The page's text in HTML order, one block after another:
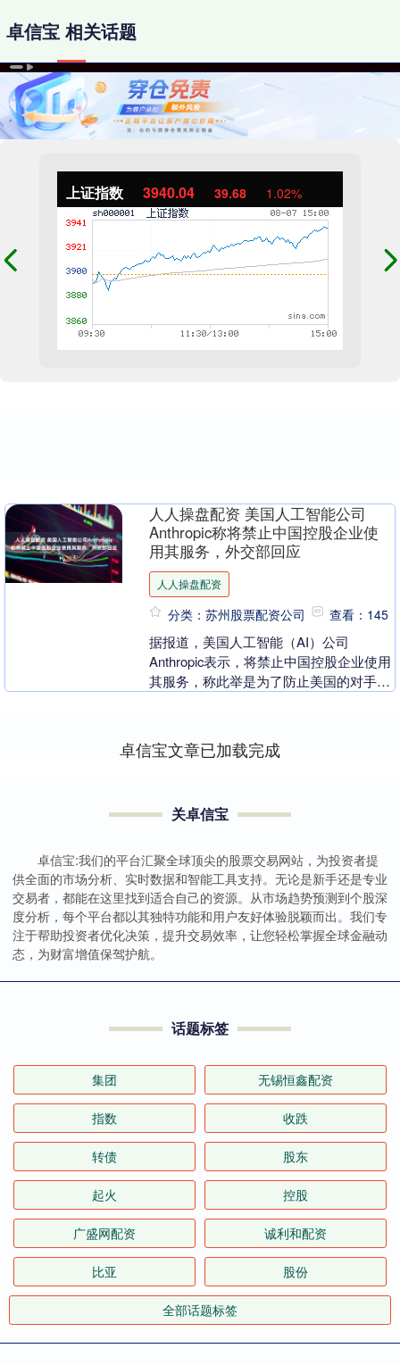
上证指数 3940.04 39.68 1.02%
卓信宝 相关话题
人人操盘配资 美国人工智能公司
Anthropic称将禁止中国控股企业使
用其服务，外交部回应
人人操盘配资
分类：苏州股票配资公司 查看：145
据报道，美国人工智能（AI）公司
Anthropic表示，将禁止中国控股企业使用
其服务，称此举是为了防止美国的对手在
卓信宝文章已加载完成
关卓信宝
卓信宝:我们的平台汇聚全球顶尖的股票交易网站，为投资者提
供全面的市场分析、实时数据和智能工具支持。无论是新手还是专业
交易者，都能在这里找到适合自己的资源。从市场趋势预测到个股深
度分析，每个平台都以其独特功能和用户友好体验脱颖而出。我们专
注于帮助投资者优化决策，提升交易效率，让您轻松掌握全球金融动
态，为财富增值保驾护航。
话题标签
集团 无锡恒鑫配资
指数 收跌
转债 股东
起火 控股
广盛网配资 诚利和配资
比亚 股份
全部话题标签